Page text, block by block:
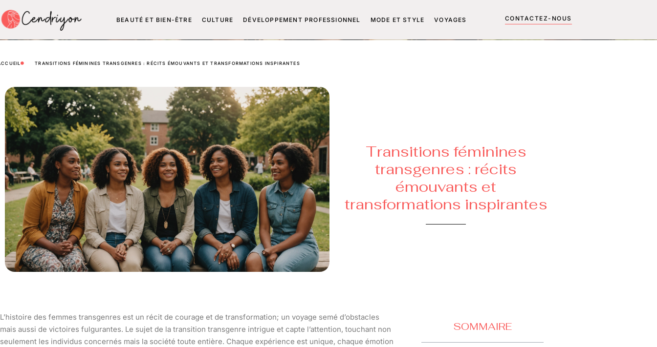
BEAUTÉ ET BIEN-ÊTRE CULTURE DÉVELOPPEMENT PROFESSIONNEL MODE ET STYLE VOYAGES CONTACTEZ-NOUS
TRANSITIONS FÉMININES TRANSGENRES : RÉCITS ÉMOUVANTS ET TRANSFORMATIONS INSPIRANTES
Transitions féminines
transgenres : récits
émouvants et
transformations inspirantes
L’histoire des femmes transgenres est un récit de courage et de transformation; un voyage semé d’obstacles
mais aussi de victoires fulgurantes. Le sujet de la transition transgenre intrigue et capte l’attention, touchant non
seulement les individus concernés mais la société toute entière. Chaque expérience est unique, chaque émotion
SOMMAIRE